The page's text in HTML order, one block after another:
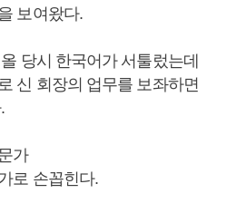
보여왔다.
당시 한국어가 서툴렀는데
신 회장의 업무를 보좌하면
가
로 손꼽힌다.